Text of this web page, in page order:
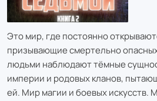
Это мир, где постоянно
призывающие смертельно
людьми наблюдают тёмные
империи и родовых кланов,
ей. Мир магии и боевых искусств.